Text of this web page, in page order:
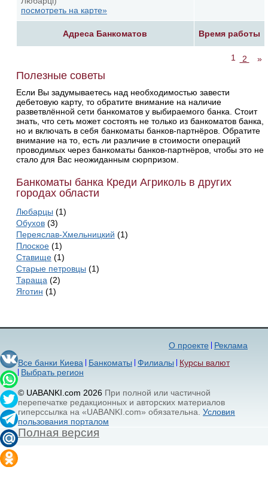
Адреса Банкоматов Время работы
посмотреть на карте»
1 2 »
Полезные советы
Если Вы задумываетесь над необходимостью завести
дебетовую карту, то обратите внимание на наличие
разветвлённой сети банкоматов у выбираемого банка. Стоит
знать, что сеть может состоять не только из банкоматов банка,
но и включать в себя банкоматы банков-партнёров. Обратите
внимание на то, есть ли различие в стоимости операций
проводимых через банкоматы банков-партнёров, чтобы это не
стало для Вас неожиданным сюрпризом.
Банкоматы банка Креди Агриколь в других
городах области
Любарцы (1)
Обухов(3)
Переяслав-Хмельницкий (1)
Плоское(1)
Ставище(1)
Старые петровцы (1)
Тараща (2)
Яготин (1)
Реклама
О проекте
Все банки Киева
Банкоматы Филиалы
Курсы валют
Выбрать регион
© UABANKI.com 2026 При полной или частичной
перепечатке редакционных и авторских материалов
гиперссылка на «UABANKI.com» обязательна. Условия
пользования порталом
Полная версия